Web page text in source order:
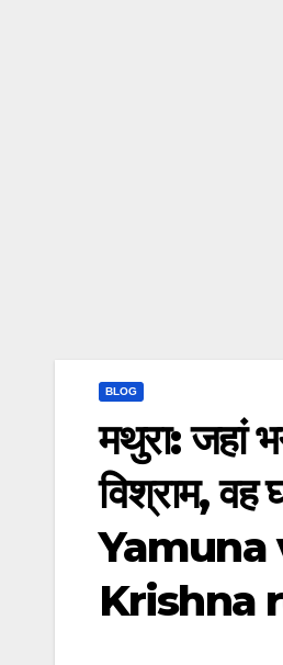
BLOG
मथुरा: जहां
विश्राम,
Krishna